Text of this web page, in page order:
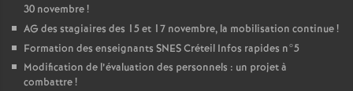
30 novembre!
AG des stagiaires des 15 et 17 novembre, la mobilisation continue!
Formation des enseignants SNESCréteil Infos rapides n°5
Modification de l’évaluation des personnels : un projet à
combattre!